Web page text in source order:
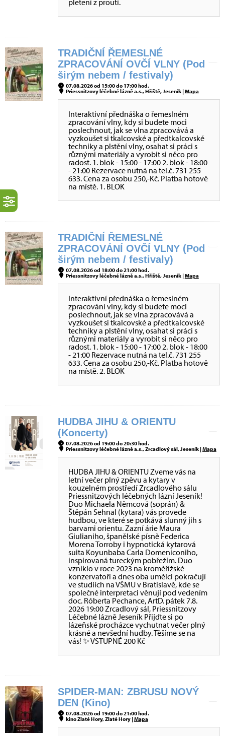
pletení z proutí.
TRADIČNÍ ŘEMESLNÉ
ZPRACOVÁNÍ OVČÍ VLNY (Pod
širým nebem / festivaly)
07.08.2026 od 15:00 do 17:00 hod.
Priessnitzovy léčebné lázně a.s., Hřiště, Jeseník |Mapa
Interaktivní přednáška o řemeslném
zpracování vlny, kdy si budete moci
poslechnout, jak se vlna zpracovává a
vyzkoušet si tkalcovské a předtkalcovské
techniky a plstění vlny, osahat si práci s
různými materiály a vyrobit si něco pro
radost. 1. blok - 15:00 - 17:00 2. blok - 18:00
- 21:00 Rezervace nutná na tel.č. 731 255
633. Cena za osobu 250,-Kč. Platba hotově
na místě. 1. BLOK
TRADIČNÍ ŘEMESLNÉ
ZPRACOVÁNÍ OVČÍ VLNY (Pod
širým nebem / festivaly)
07.08.2026 od 18:00 do 21:00 hod.
Priessnitzovy léčebné lázně a.s., Hřiště, Jeseník |Mapa
Interaktivní přednáška o řemeslném
zpracování vlny, kdy si budete moci
poslechnout, jak se vlna zpracovává a
vyzkoušet si tkalcovské a předtkalcovské
techniky a plstění vlny, osahat si práci s
různými materiály a vyrobit si něco pro
radost. 1. blok - 15:00 - 17:00 2. blok - 18:00
- 21:00 Rezervace nutná na tel.č. 731 255
633. Cena za osobu 250,-Kč. Platba hotově
na místě. 2. BLOK
HUDBA JIHU & ORIENTU
(Koncerty)
07.08.2026 od 19:00 do 20:30 hod.
Priessnitzovy léčebné lázně a.s., Zrcadlový sál, Jeseník |Mapa
HUDBA JIHU & ORIENTU Zveme vás na
letní večer plný zpěvu a kytary v
kouzelném prostředí Zrcadlového sálu
Priessnitzových léčebných lázní Jeseník!
Duo Michaela Němcová (soprán) &
Štěpán Sehnal (kytara) vás provede
hudbou, ve které se potkává slunný jih s
barvami orientu. Zazní árie Maura
Giulianiho, španělské písně Federica
Morena Torroby i hypnotická kytarová
suita Koyunbaba Carla Domeniconiho,
inspirovaná tureckým pobřežím. Duo
vzniklo v roce 2023 na kroměřížské
konzervatoři a dnes oba umělci pokračují
ve studiích na VŠMU v Bratislavě, kde se
společné interpretaci věnují pod vedením
doc. Róberta Pechance, ArtD. pátek 7.8.
2026 19:00 Zrcadlový sál, Priessnitzovy
Léčebné lázně Jeseník Přijďte si po
lázeňské procházce vychutnat večer plný
krásné a nevšední hudby. Těšíme se na
vás! ✨ VSTUPNÉ 200 Kč
SPIDER-MAN: ZBRUSU NOVÝ
DEN (Kino)
07.08.2026 od 19:00 do 21:00 hod.
kino Zlaté Hory, Zlaté Hory |Mapa